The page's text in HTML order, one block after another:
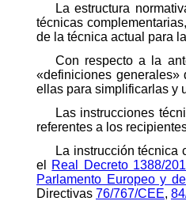
La estructura
técnicas
de la técnica actual para
Con respecto a la
«definiciones generales»
ellas para simplificarlas y
Las instrucciones
referentes a los
La instrucción técnica
el Real Decreto 1388/
Parlamento Europeo y
Directivas 76/767/CEE,